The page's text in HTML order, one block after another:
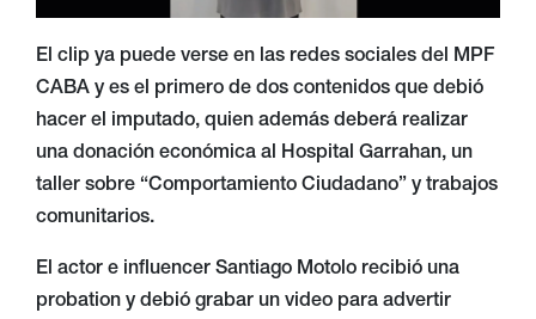
El clip ya puede verse en las redes sociales del MPF
CABA y es el primero de dos contenidos que debió
hacer el imputado, quien además deberá realizar
una donación económica al Hospital Garrahan, un
taller sobre “Comportamiento Ciudadano” y trabajos
comunitarios.
El actor e influencer Santiago Motolo recibió una
probation y debió grabar un video para advertir